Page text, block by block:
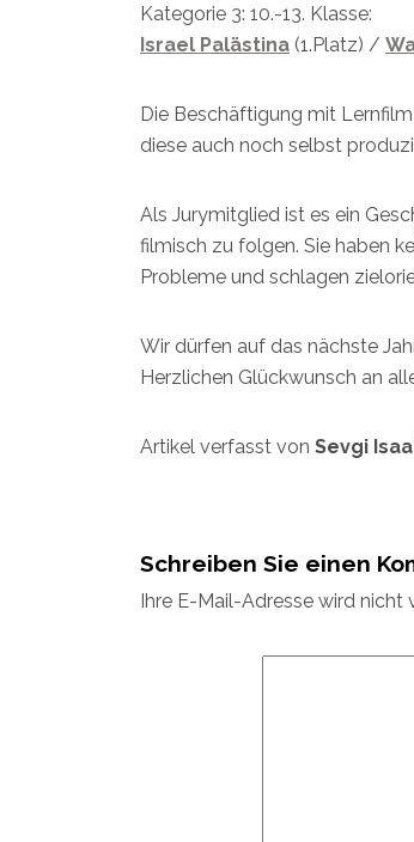
Kategorie 3: 10.-13. Klasse:
Israel Palästina (1.Platz) /
Die Beschäftigung mit
diese auch noch selbst
Als Jurymitglied ist es ein
filmisch zu folgen. Sie haben
Probleme und schlagen
Wir dürfen auf das nächste
Herzlichen Glückwunsch an
Artikel verfasst von Sevgi
Schreiben Sie einen
Ihre E-Mail-Adresse wird nicht